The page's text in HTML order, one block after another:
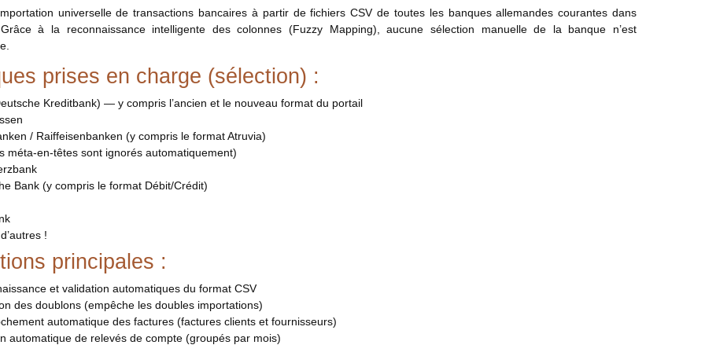
universelle de transactions bancaires à partir de fichiers CSV de toutes les banques allemandes courantes dans
à la reconnaissance intelligente des colonnes (Fuzzy Mapping), aucune sélection manuelle de la banque n’est
prises en charge (sélection) :
Kreditbank) — y compris l’ancien et le nouveau format du portail
/ Raiffeisenbanken (y compris le format Atruvia)
méta-en-têtes sont ignorés automatiquement)
Bank (y compris le format Débit/Crédit)
!
principales :
et validation automatiques du format CSV
des doublons (empêche les doubles importations)
automatique des factures (factures clients et fournisseurs)
automatique de relevés de compte (groupés par mois)